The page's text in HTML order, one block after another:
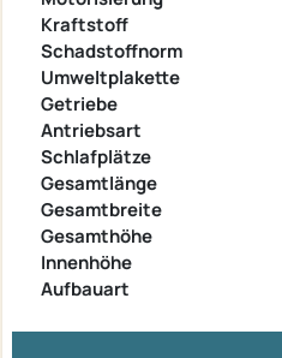
Kraftstoff
Schadstoffnorm
Umweltplakette
Getriebe
Antriebsart
Schlafplätze
Gesamtlänge
Gesamtbreite
Gesamthöhe
Innenhöhe
Aufbauart